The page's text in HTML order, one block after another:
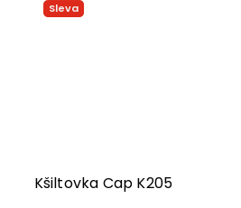
Sleva
Kšiltovka Cap K205